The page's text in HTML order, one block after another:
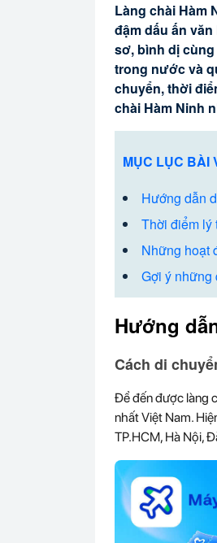
Làng chài Hàm
đậm dấu ấn
sơ, bình dị
trong nước và
chuyển, thời
chài Hàm Ninh
MỤC LỤC BÀI
Hướng dẫn
Thời điểm lý
Những hoạt
Gợi ý những
Hướng
Cách di
Để đến được làng
nhất Việt Nam.
TP.HCM, Hà Nội,